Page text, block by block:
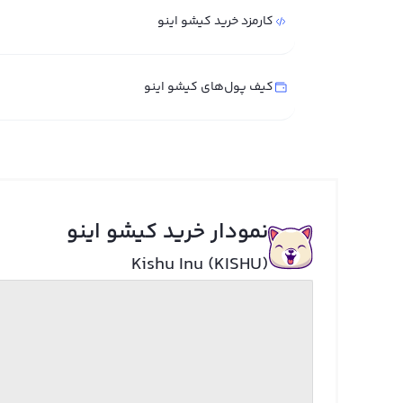
کارمزد خرید کیشو اینو
کیف پول‌های کیشو اینو
نمودار خرید کیشو اینو
Kishu Inu (KISHU)